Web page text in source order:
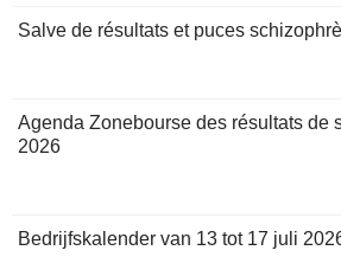
Salve de résultats et puces
Agenda Zonebourse des résultats de
2026
Bedrijfskalender van 13 tot 17 juli